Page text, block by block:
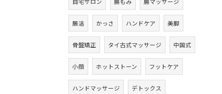
腸活 かっさ ハンドケア 美脚
骨盤矯正 タイ古式マッサージ 中国式
小顔 ホットストーン フットケア
ハンドマッサージ デトックス